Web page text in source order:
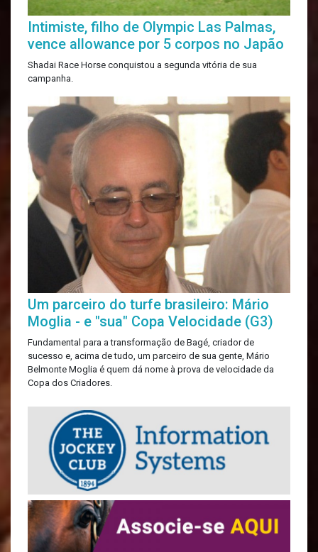
Intimiste, filho de Olympic Las Palmas,
vence allowance por 5 corpos no Japão
Shadai Race Horse conquistou a segunda vitória de sua
campanha.
Um parceiro do turfe brasileiro: Mário
Moglia - e "sua" Copa Velocidade (G3)
Fundamental para a transformação de Bagé, criador de
sucesso e, acima de tudo, um parceiro de sua gente, Mário
Belmonte Moglia é quem dá nome à prova de velocidade da
Copa dos Criadores.